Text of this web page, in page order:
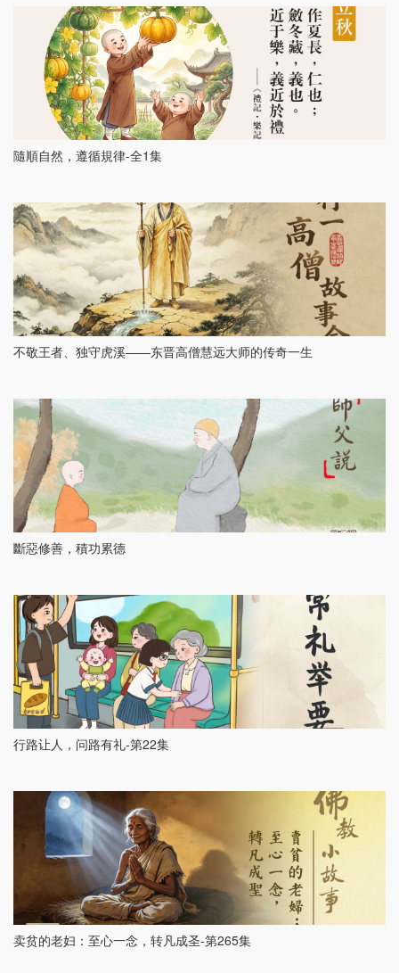
隨順自然，遵循規律-全1集
不敬王者、独守虎溪——东晋高僧慧远大师的传奇一生
斷惡修善，積功累德
行路让人，问路有礼-第22集
卖贫的老妇：至心一念，转凡成圣-第265集